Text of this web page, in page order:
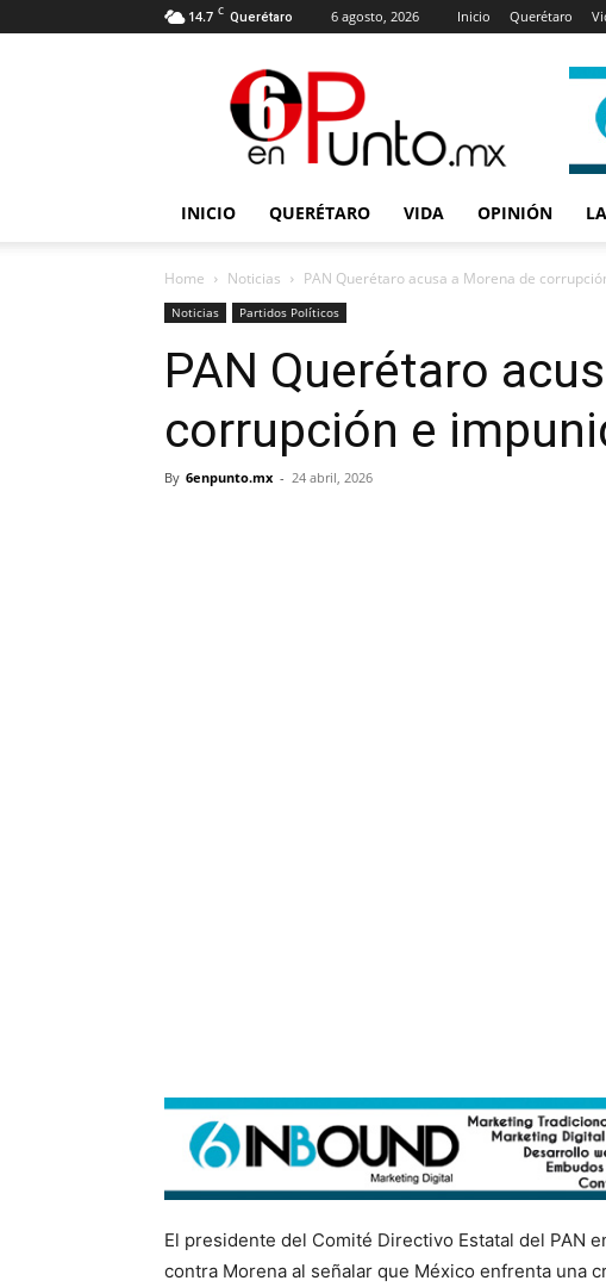
14.7 C Querétaro 6 agosto, 2026 Inicio Querétaro
punto
INICIO QUERÉTARO VIDA OPINIÓN
Home Noticias PAN Querétaro acusa a Morena de
Noticias Partidos Políticos
PAN Querétaro
corrupción e
By 6enpunto.mx - 24 abril, 2026
El presidente del Comité Directivo Estatal del PAN
contra Morena al señalar que México enfrenta una